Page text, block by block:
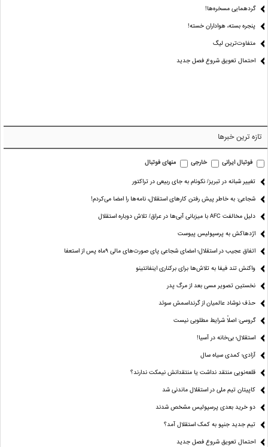
گردهمایی مسخره‌ها!
پنجره بسته، هواداران خسته!
متفاوت‌ترین لیگ
احتمال تعویق شروع فصل جدید
تازه ترین خبرها
فوتبال ایرانی خارجی منهای فوتبال
تغییر شبانه در تبریز/ نکونام به جای ربیعی در تراکتور
شجاعی: به خاطر پیش رفتن کارهای استقلال، نامه‌ها را امضا می‌کردم!
دلیل مخالفت AFC با میزبانی آبی‌ها در عراق/ تلاش دوباره استقلال
اژدهاکش به پرسپولیس پیوست
اتفاق عجیب در استقلال؛ امضای شجاعی پای صورت‌های مالی ٩ماه پس از استعفا
واکنش تند فیفا به تلاش‌ها برای برکناری اینفانتینو
نخستین تصویر مسی بعد از مرگ پدر
حذف نوشاد عالمیان از گرنداسمش سوئد
گروسی: اصلاً شرایط مطلوبی نیست
استقلال؛ بی‌خانه در آسیا!
آزادی؛ کمدی سیاه سال
قلعه‌نویی منتقد نداشت یا منتقدانش نیمکت ندارند؟
کاپیتان تیم ملی در استقلال ماندنی شد
دو خرید بعدی پرسپولیس مشخص شدند
تیم جدید جنپو به کمک استقلال آمد؟
احتمال تعویق شروع فصل جدید